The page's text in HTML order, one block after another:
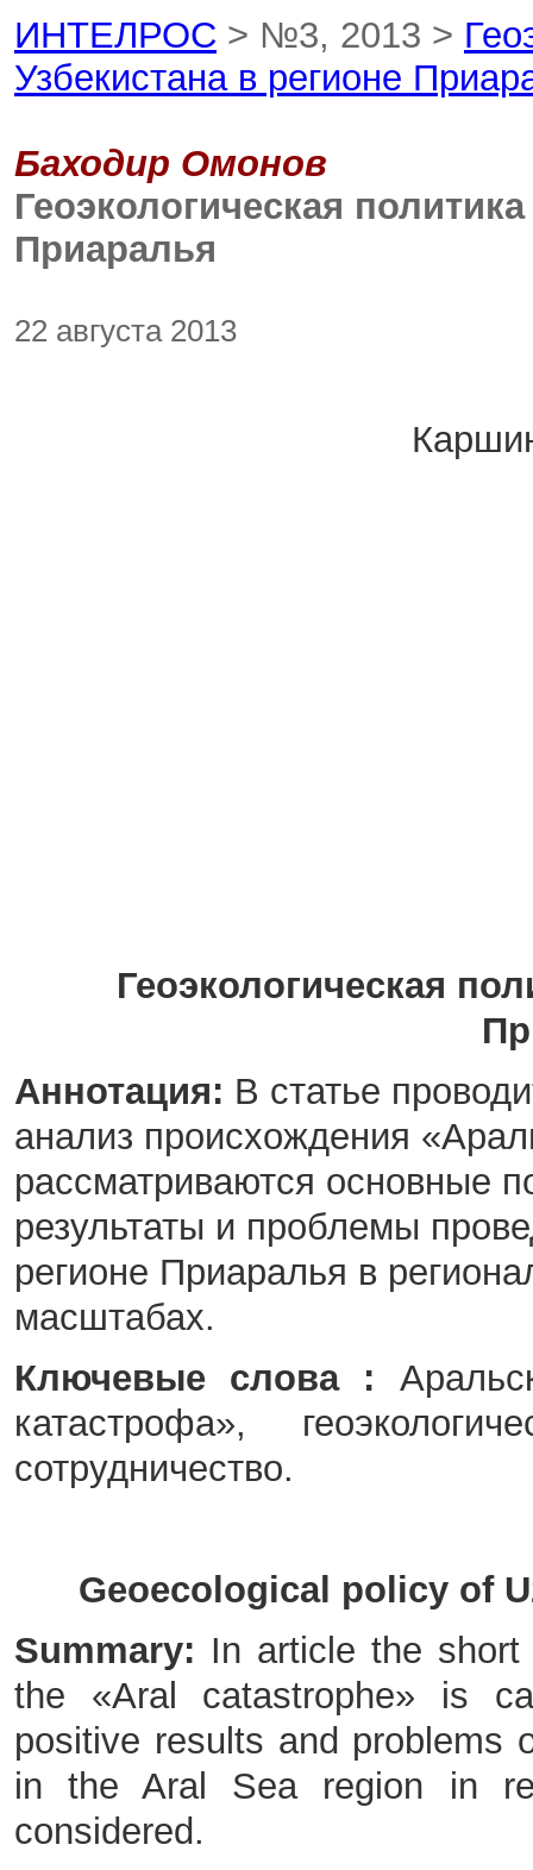
ИНТЕЛРОС > №3, 2013 >
Узбекистана в регионе
Баходир Омонов
Геоэкологическая
Приаралья
22 августа 2013
Геоэкологическая
Аннотация: В статье
анализ происхождения
рассматриваются основные
результаты и проблемы
регионе Приаралья в
масштабах.
Ключевые слова :
катастрофа»,
сотрудничество.
Geoecological policy of
Summary: In article the
the «Aral catastrophe» is
positive results and problems
in the Aral Sea region in
considered.